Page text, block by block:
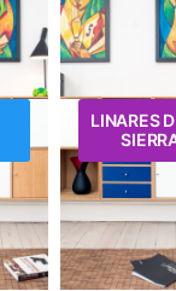
LINARES